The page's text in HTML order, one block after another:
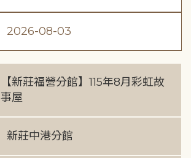
2026-08-03
【新莊福營分館】115年8月彩虹故
事屋
新莊中港分館